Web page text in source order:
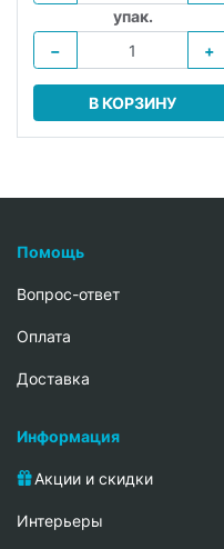
упак.
−
+
В КОРЗИНУ
Помощь
Вопрос-ответ
Oплата
Доставка
Информация
Акции и скидки
Интерьеры